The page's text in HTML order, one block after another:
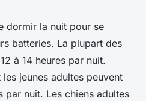
dormir la nuit pour se
batteries. La plupart des
à 14 heures par nuit.
jeunes adultes peuvent
par nuit. Les chiens adultes